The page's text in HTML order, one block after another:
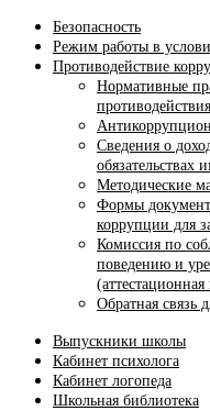
Безопасность
Режим работы в
Противодействие
Нормативные
Сведения о
обязательствах
Методические
Формы
коррупции для
Комиссия по
поведению и
Обратная связь
Выпускники школы
Кабинет психолога
Кабинет логопеда
Школьная библиотека